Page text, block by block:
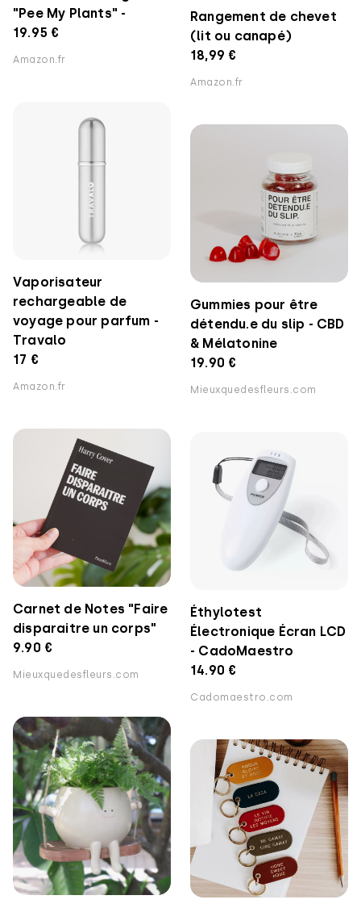
"Pee My Plants" -
19.95 €
Amazon.fr
Rangement de chevet
(lit ou canapé)
18,99 €
Amazon.fr
Vaporisateur
rechargeable de
voyage pour parfum -
Travalo
17 €
Amazon.fr
Gummies pour être
détendu.e du slip - CBD
& Mélatonine
19.90 €
Mieuxquedesfleurs.com
Carnet de Notes "Faire
disparaitre un corps"
9.90 €
Mieuxquedesfleurs.com
Éthylotest
Électronique Écran LCD
- CadoMaestro
14.90 €
Cadomaestro.com